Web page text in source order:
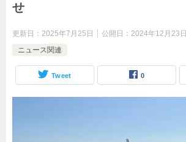
せ
更新日： 2025年7月25日 公開日： 2024年12月23日
ニュース関連
Tweet 0